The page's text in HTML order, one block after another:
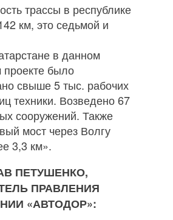
трассы в республике
км, это седьмой и
в данном
было
свыше 5 тыс. рабочих
техники. Возведено 67
сооружений. Также
мост через Волгу
3,3 км».
ПЕТУШЕНКО,
ПРАВЛЕНИЯ
«АВТОДОР»: